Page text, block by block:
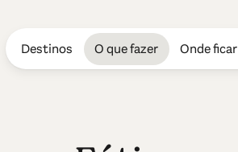
Destinos O que fazer Onde ficar